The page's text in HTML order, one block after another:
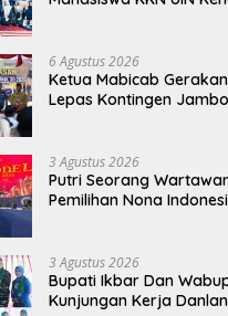
6 Agustus 2026
Ketua Mabicab
Lepas Kontingen
3 Agustus 2026
Putri Seorang
Pemilihan Nona
Indonesia
3 Agustus 2026
Bupati Ikbar Dan
Kunjungan Kerja